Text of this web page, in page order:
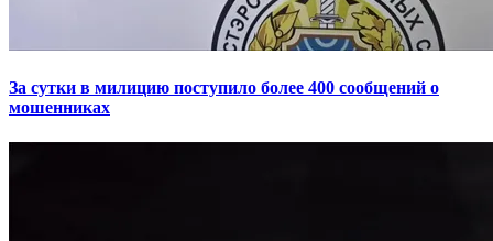
За сутки в милицию поступило более 400 сообщений о
мошенниках